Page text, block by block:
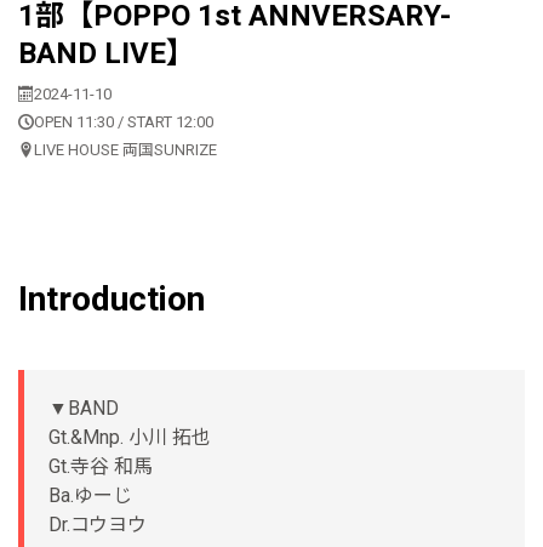
1部【POPPO 1st ANNVERSARY-
BAND LIVE】
2024-11-10
OPEN 11:30 / START 12:00
LIVE HOUSE 両国SUNRIZE
Introduction
▼BAND
Gt.&Mnp. 小川 拓也
Gt.寺谷 和馬
Ba.ゆーじ
Dr.コウヨウ